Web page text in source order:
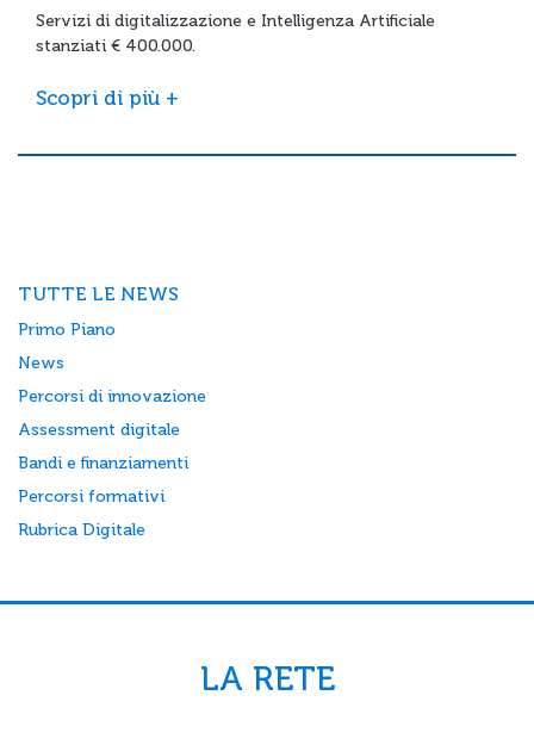
Servizi di digitalizzazione e Intelligenza Artificiale
stanziati € 400.000.
Scopri di più +
TUTTE LE NEWS
Primo Piano
News
Percorsi di innovazione
Assessment digitale
Bandi e finanziamenti
Percorsi formativi
Rubrica Digitale
LA RETE